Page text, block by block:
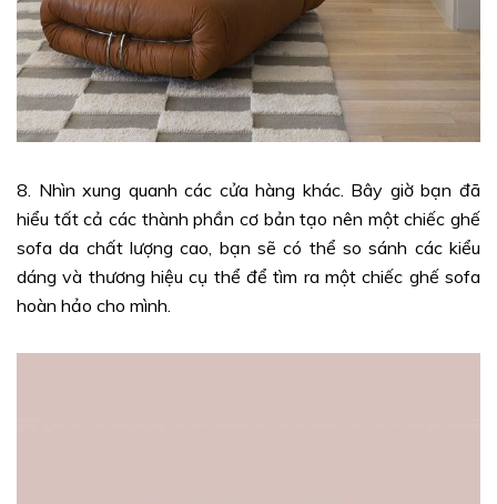
8. Nhìn xung quanh các cửa hàng khác. Bây giờ bạn đã
hiểu tất cả các thành phần cơ bản tạo nên một chiếc ghế
sofa da chất lượng cao, bạn sẽ có thể so sánh các kiểu
dáng và thương hiệu cụ thể để tìm ra một chiếc ghế sofa
hoàn hảo cho mình.